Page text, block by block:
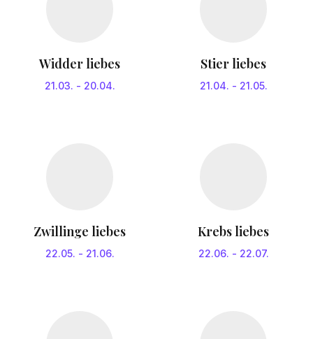
Widder liebes
21.03. - 20.04.
Stier liebes
21.04. - 21.05.
Zwillinge liebes
22.05. - 21.06.
Krebs liebes
22.06. - 22.07.